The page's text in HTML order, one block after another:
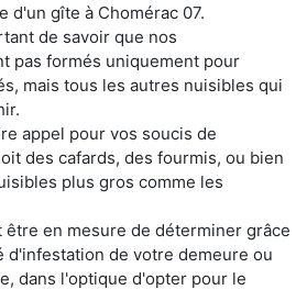
d'un gîte à Chomérac 07.
de savoir que nos
pas formés uniquement pour
mais tous les autres nuisibles qui
appel pour vos soucis de
des cafards, des fourmis, ou bien
plus gros comme les
en mesure de déterminer grâce
d'infestation de votre demeure ou
dans l'optique d'opter pour le